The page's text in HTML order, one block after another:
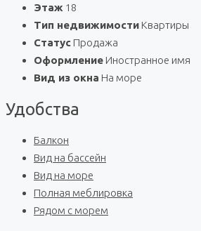
Этаж 18
Тип недвижимости Квартиры
Статус Продажа
Оформление Иностранное имя
Вид из окна На море
Удобства
Балкон
Вид на бассейн
Вид на море
Полная меблировка
Рядом с морем